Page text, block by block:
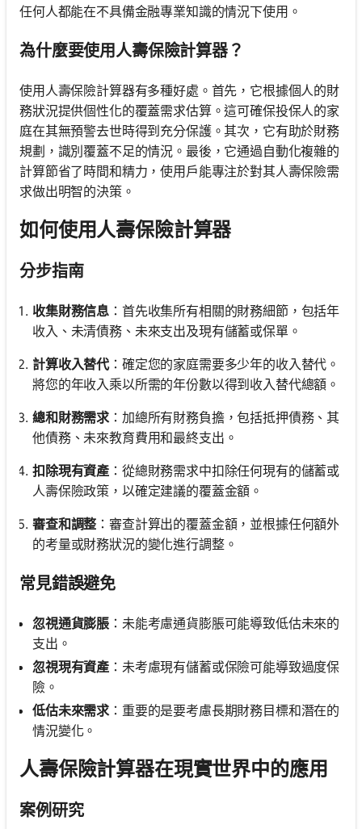
任何人都能在不具備金融專業知識的情況下使用。
為什麼要使用人壽保險計算器？
使用人壽保險計算器有多種好處。首先，它根據個人的財
務狀況提供個性化的覆蓋需求估算。這可確保投保人的家
庭在其無預警去世時得到充分保護。其次，它有助於財務
規劃，識別覆蓋不足的情況。最後，它通過自動化複雜的
計算節省了時間和精力，使用戶能專注於對其人壽保險需
求做出明智的決策。
如何使用人壽保險計算器
分步指南
收集財務信息 ：首先收集所有相關的財務細節，包括年
收入、未清債務、未來支出及現有儲蓄或保單。
計算收入替代：確定您的家庭需要多少年的收入替代。
將您的年收入乘以所需的年份數以得到收入替代總額。
總和財務需求 ：加總所有財務負擔，包括抵押債務、其
他債務、未來教育費用和最終支出。
扣除現有資產 ：從總財務需求中扣除任何現有的儲蓄或
人壽保險政策，以確定建議的覆蓋金額。
審查和調整 ：審查計算出的覆蓋金額，並根據任何額外
的考量或財務狀況的變化進行調整。
常見錯誤避免
忽視通貨膨脹 ：未能考慮通貨膨脹可能導致低估未來的
支出。
忽視現有資產 ：未考慮現有儲蓄或保險可能導致過度保
險。
低估未來需求 ：重要的是要考慮長期財務目標和潛在的
情況變化。
人壽保險計算器在現實世界中的應用
案例研究